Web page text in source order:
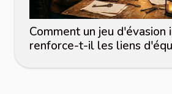
Comment un jeu d'évasion
renforce-t-il les liens